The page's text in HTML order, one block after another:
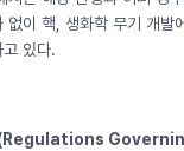
없이 핵, 생화학 무기 개
있다.
령(Regulations